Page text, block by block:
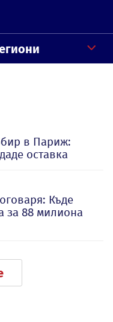
в Париж:
оставка
Къде
за 88 милиона